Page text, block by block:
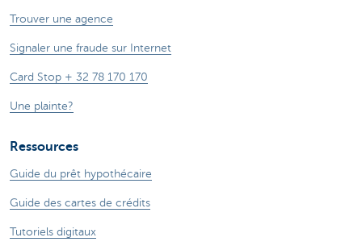
Trouver une agence
Signaler une fraude sur Internet
Card Stop + 32 78 170 170
Une plainte?
Ressources
Guide du prêt hypothécaire
Guide des cartes de crédits
Tutoriels digitaux